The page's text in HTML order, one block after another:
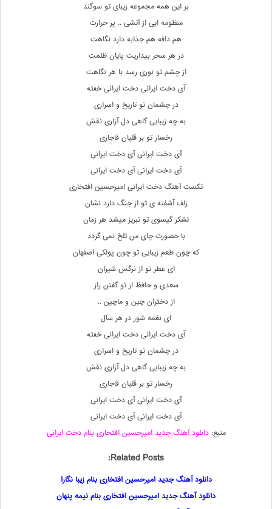
بر این همه مجموعه زیبای تو سوگند
منظومه ایی از آتشی .. پر حرارت
هم دافه هم جذابه دارد نگاهت
در هر سحر بیداریت پایان ظلمت
از چشم تو نوری رسد با هر نگاهت
آی دخت ایرانی دخت ایرانی خفته
در چشمان تو تاریخ و اسراری
به چه زیبایی گاهی دل آزاری نقش
رخسار تو بر قلیان قاجاری
آی دخت ایرانی آی دخت ایرانی
آی دخت ایرانی آی دخت ایرانی
تکست آهنگ دخت ایرانی امیرحسین افتخاری
زلف آشفته ی تو از جنگ دارد نشان
لشکر گیسوی تو تبریز میشد هر زمان
با حضورت چای من تلخ نمی گردد
که چون طعم زیبایی تو چون پولکی اصفهان
ای عطر تو از نرگس شیران
سعدی و حافظ از تو گفتن راز
از دختران چین و ماچین ..
ای نغمه شور در هر سال
آی دخت ایرانی دخت ایرانی خفته
در چشمان تو تاریخ و اسراری
به چه زیبایی گاهی دل آزاری نقش
رخسار تو بر قلیان قاجاری
آی دخت ایرانی آی دخت ایرانی
آی دخت ایرانی آی دخت ایرانی
منبع:دانلود آهنگ جدید امیرحسین افتخاری بنام دخت ایرانی
Related Posts:
دانلود آهنگ جدید امیرحسین افتخاری بنام زیبا نگارا
دانلود آهنگ جدید امیرحسین افتخاری بنام نیمه پنهان